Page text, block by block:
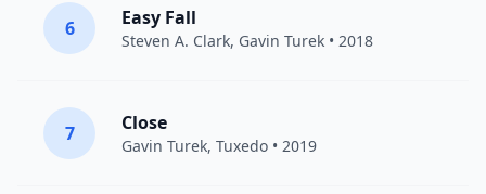
6 Easy Fall
Steven A. Clark, Gavin Turek • 2018
7 Close
Gavin Turek, Tuxedo • 2019